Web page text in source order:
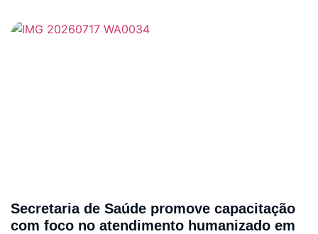
Secretaria de Saúde promove capacitação
com foco no atendimento humanizado em